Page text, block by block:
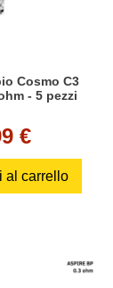
Cosmo C3
- 5 pezzi
€
al carrello